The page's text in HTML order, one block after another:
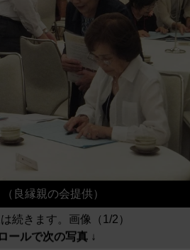
良縁親の会提供）
続きます。画像（1/2）
ールで次の写真 ↓